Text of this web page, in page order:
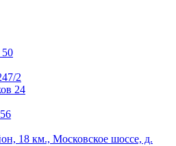
50
2
24
18 км., Московское шоссе, д.